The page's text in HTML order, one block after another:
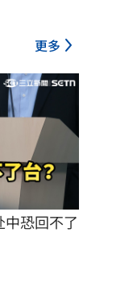
更多
中恐回不了